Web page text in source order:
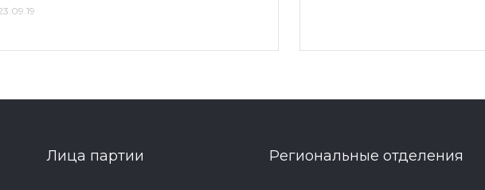
Лица партии Региональные отделения